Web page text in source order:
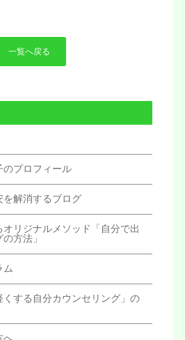
一覧へ戻る
のプロフィール
を解消するブログ
オリジナルメソッド「自分で出
方法」
ム
する自分カウンセリング」の